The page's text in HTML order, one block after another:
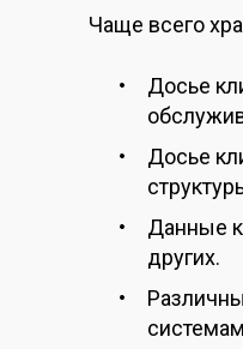
Чаще всего
Досье
Досье
Данные
других.